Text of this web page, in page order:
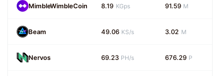
MimbleWimbleCoin 8.19 KGps 91.59 M
Beam 49.06 KS/s 3.02 M
Nervos 69.23 PH/s 676.29 P